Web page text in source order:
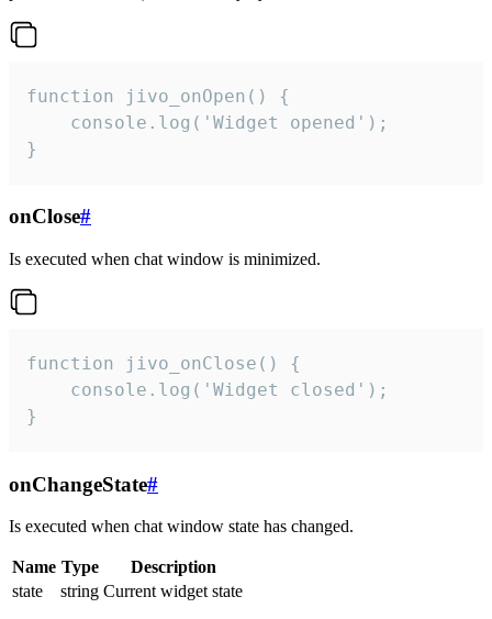
function jivo_onOpen() {
    console.log('Widget opened');
}
onClose#
Is executed when chat window is minimized.
function jivo_onClose() {
    console.log('Widget closed');
}
onChangeState#
Is executed when chat window state has changed.
Name Type
Description
state
string Current widget state